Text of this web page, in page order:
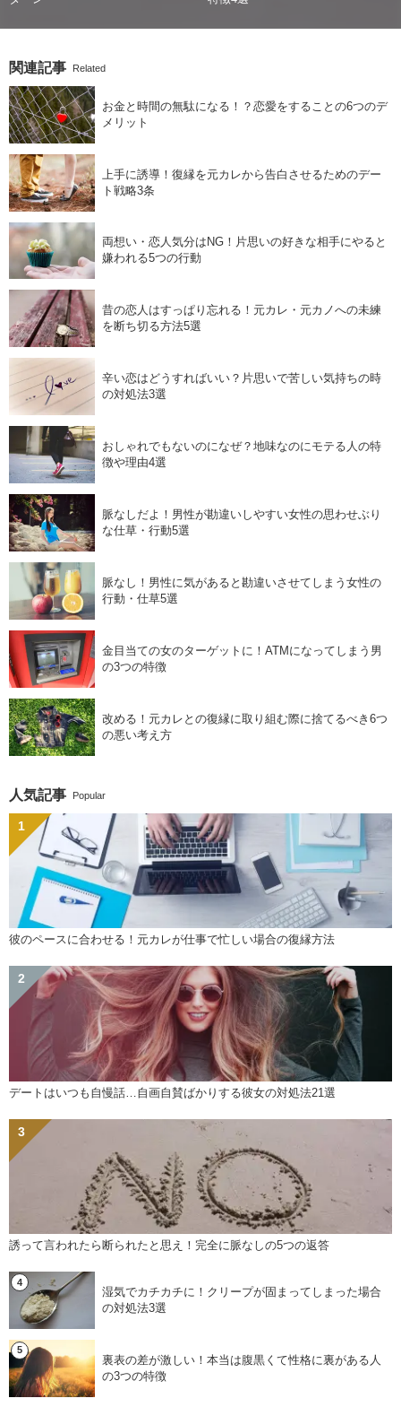
関連記事 Related
お金と時間の無駄になる！？恋愛をすることの6つのデ
メリット
上手に誘導！復縁を元カレから告白させるためのデー
ト戦略3条
両想い・恋人気分はNG！片思いの好きな相手にやると
嫌われる5つの行動
昔の恋人はすっぱり忘れる！元カレ・元カノへの未練
を断ち切る方法5選
辛い恋はどうすればいい？片思いで苦しい気持ちの時
の対処法3選
おしゃれでもないのになぜ？地味なのにモテる人の特
徴や理由4選
脈なしだよ！男性が勘違いしやすい女性の思わせぶり
な仕草・行動5選
脈なし！男性に気があると勘違いさせてしまう女性の
行動・仕草5選
金目当ての女のターゲットに！ATMになってしまう男
の3つの特徴
改める！元カレとの復縁に取り組む際に捨てるべき6つ
の悪い考え方
人気記事 Popular
彼のペースに合わせる！元カレが仕事で忙しい場合の復縁方法
デートはいつも自慢話…自画自賛ばかりする彼女の対処法21選
誘って言われたら断られたと思え！完全に脈なしの5つの返答
湿気でカチカチに！クリープが固まってしまった場合
の対処法3選
裏表の差が激しい！本当は腹黒くて性格に裏がある人
の3つの特徴